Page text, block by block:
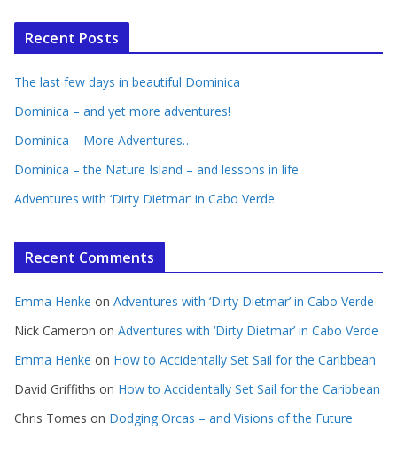
Recent Posts
The last few days in beautiful Dominica
Dominica – and yet more adventures!
Dominica – More Adventures…
Dominica – the Nature Island – and lessons in life
Adventures with ‘Dirty Dietmar’ in Cabo Verde
Recent Comments
Emma Henke on Adventures with ‘Dirty Dietmar’ in Cabo Verde
Nick Cameron on Adventures with ‘Dirty Dietmar’ in Cabo Verde
Emma Henke on How to Accidentally Set Sail for the Caribbean
David Griffiths on How to Accidentally Set Sail for the Caribbean
Chris Tomes on Dodging Orcas – and Visions of the Future